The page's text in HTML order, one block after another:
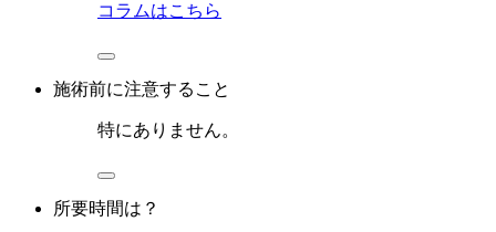
コラムはこちら
施術前に注意すること
特にありません。
所要時間は？